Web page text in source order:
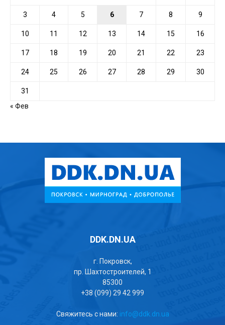
3 4 5 6 7 8 9
10 11 12 13 14 15 16
17 18 19 20 21 22 23
24 25 26 27 28 29 30
31
« Фев
DDK.DN.UA
г. Покровск,
пр. Шахтостроителей, 1
85300
+38 (099) 29 42 999
Свяжитесь с нами: info@ddk.dn.ua